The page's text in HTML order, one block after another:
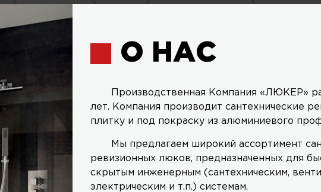
О НАС
Производственная Компания «ЛЮКЕР»
лет. Компания производит сантехнические
плитку и под покраску из алюминиевого
Мы предлагаем широкий ассортимент
ревизионных люков, предназначенных для
скрытым инженерным (сантехническим,
электрическим и т.п.) системам.